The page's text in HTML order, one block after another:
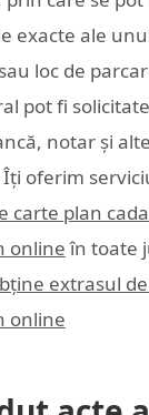
exacte ale
loc de
pot fi
notar și
oferim
carte plan
online în toate
extrasul
online